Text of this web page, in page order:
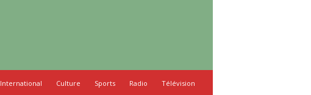
International Culture Sports Radio
Télévision